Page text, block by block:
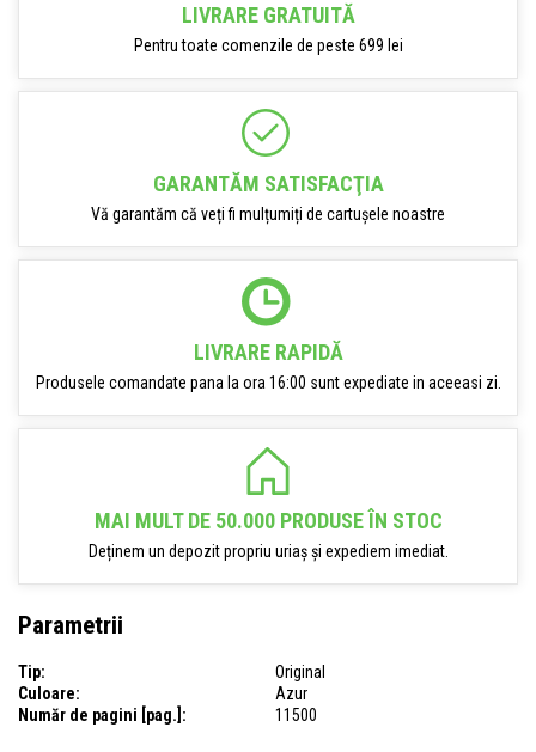
LIVRARE GRATUITĂ
Pentru toate comenzile de peste 699 lei
GARANTĂM SATISFACŢIA
Vă garantăm că veți fi mulțumiți de cartușele noastre
LIVRARE RAPIDĂ
Produsele comandate pana la ora 16:00 sunt expediate in aceeasi zi.
MAI MULT DE 50.000 PRODUSE ÎN STOC
Deținem un depozit propriu uriaș și expediem imediat.
Parametrii
Tip:
Original
Culoare:
Azur
Număr de pagini [pag.]:
11500